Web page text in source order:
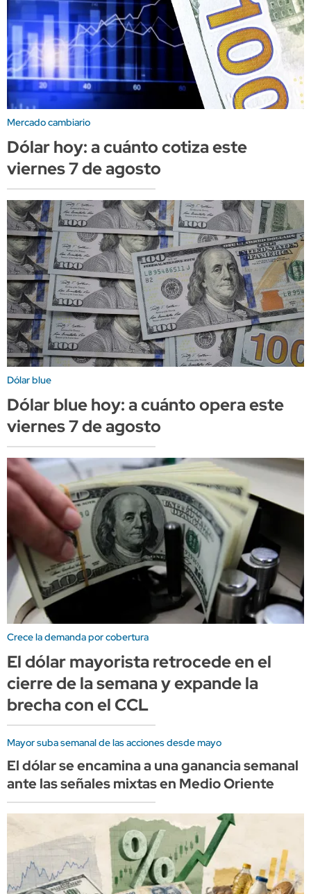
Mercado cambiario
Dólar hoy: a cuánto cotiza este
viernes 7 de agosto
Dólar blue
Dólar blue hoy: a cuánto opera este
viernes 7 de agosto
Crece la demanda por cobertura
El dólar mayorista retrocede en el
cierre de la semana y expande la
brecha con el CCL
Mayor suba semanal de las acciones desde mayo
El dólar se encamina a una ganancia semanal
ante las señales mixtas en Medio Oriente